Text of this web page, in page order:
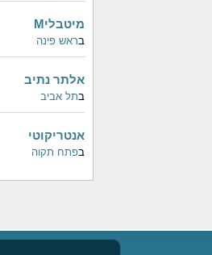
מיטבליM
בראש פינה
אלתר נתיב
בתל אביב
אנטריקוטי
בפתח תקוה